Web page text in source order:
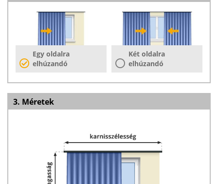
Egy oldalra
elhúzandó
Két oldalra
elhúzandó
3. Méretek